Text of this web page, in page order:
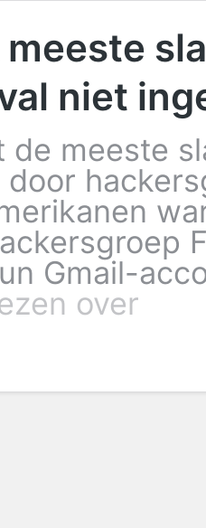
meeste
niet
de meeste
Gmail-
over